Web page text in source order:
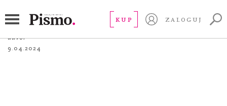
KUP ZALOGUJ
komiks
autor
9.04.2024